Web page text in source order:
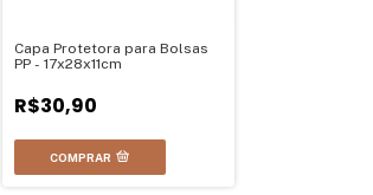
Capa Protetora para Bolsas
PP - 17x28x11cm
R$30,90
COMPRAR